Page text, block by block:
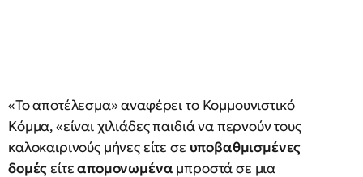
«Το αποτέλεσμα» αναφέρει το Κομμουνιστικό
Κόμμα, «είναι χιλιάδες παιδιά να περνούν τους
καλοκαιρινούς μήνες είτε σε υποβαθμισμένες
δομέςείτεαπομονωμένα μπροστά σε μια